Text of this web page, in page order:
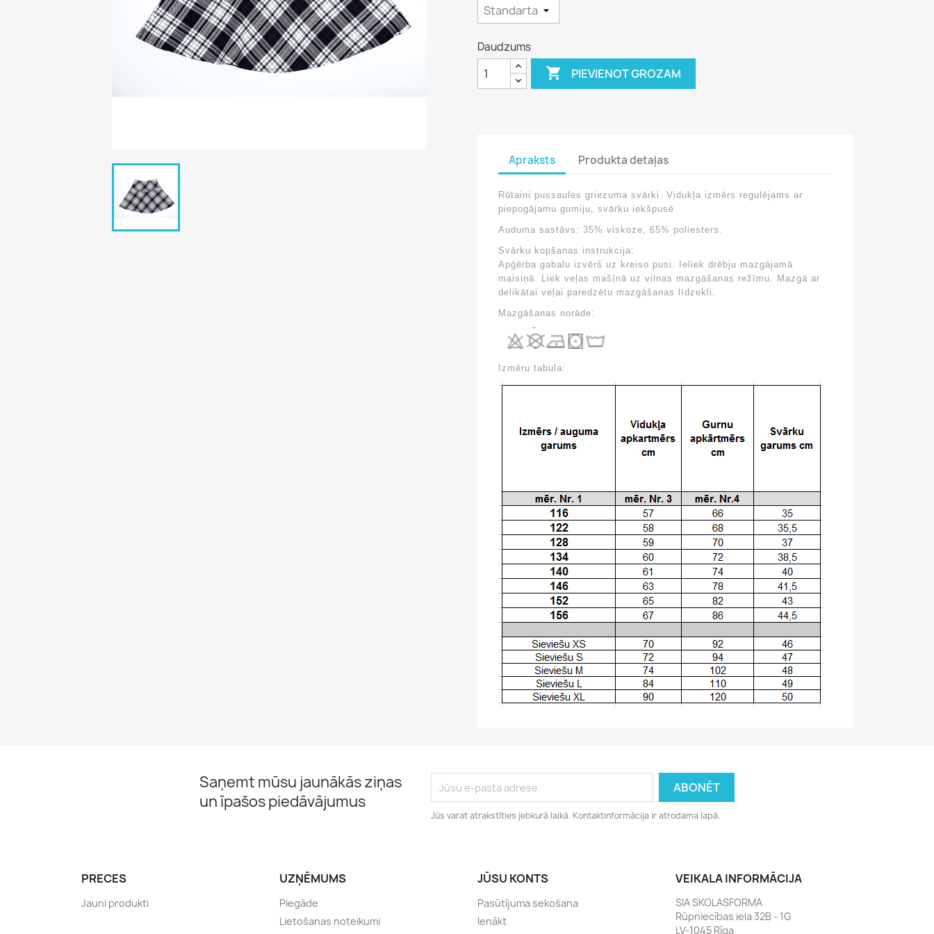
Daudzums
 PIEVIENOT GROZAM
Apraksts Produkta detaļas
Rūtaini pussaules griezuma svārki. Vidukļa izmērs regulējams ar
piepogājamu gumiju, svārku iekšpusē.
Auduma sastāvs: 35% viskoze, 65% poliesters.
Svārku kopšanas instrukcija:
Apģērba gabalu izvērš uz kreiso pusi. Ieliek drēbju mazgājamā
maisiņā. Liek veļas mašīnā uz vilnas mazgāšanas režīmu. Mazgā ar
delikātai veļai paredzētu mazgāšanas līdzekli.
Mazgāšanas norāde:
Izmēru tabula:
Saņemt mūsu jaunākās ziņas
un īpašos piedāvājumus
Jūs varat atrakstīties jebkurā laikā. Kontaktinformācija ir atrodama lapā.
PRECES
Jauni produkti
UZŅĒMUMS
Piegāde
Lietošanas noteikumi
JŪSU KONTS
Pasūtījuma sekošana
Ienākt
VEIKALA INFORMĀCIJA
SIA SKOLASFORMA
Rūpniecības iela 32B - 1G
LV-1045 Rīga